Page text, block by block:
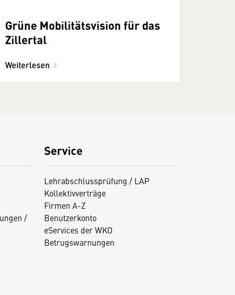
Grüne Mobilitätsvision für das
Zillertal
Weiterlesen
/
Service
Lehrabschlussprüfung / LAP
Kollektivverträge
Firmen A-Z
Benutzerkonto
eServices der WKO
Betrugswarnungen